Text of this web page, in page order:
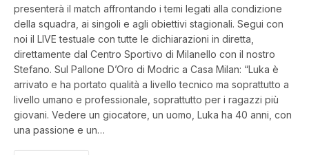
presenterà il match affrontando i temi legati alla condizione
della squadra, ai singoli e agli obiettivi stagionali. Segui con
noi il LIVE testuale con tutte le dichiarazioni in diretta,
direttamente dal Centro Sportivo di Milanello con il nostro
Stefano. Sul Pallone D’Oro di Modric a Casa Milan: “Luka è
arrivato e ha portato qualità a livello tecnico ma soprattutto a
livello umano e professionale, soprattutto per i ragazzi più
giovani. Vedere un giocatore, un uomo, Luka ha 40 anni, con
una passione e un…